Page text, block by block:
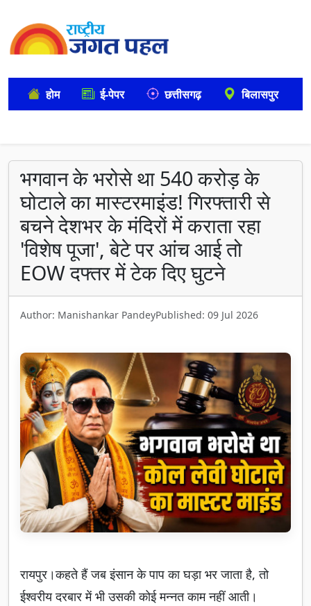
होम ई-पेपर छत्तीसगढ़ बिलासपुर
भगवान के भरोसे था 540 करोड़ के
घोटाले का मास्टरमाइंड! गिरफ्तारी से
बचने देशभर के मंदिरों में कराता रहा
'विशेष पूजा', बेटे पर आंच आई तो
EOW दफ्तर में टेक दिए घुटने
Author: Manishankar PandeyPublished: 09 Jul 2026
रायपुर।कहते हैं जब इंसान के पाप का घड़ा भर जाता है, तो
ईश्वरीय दरबार में भी उसकी कोई मन्नत काम नहीं आती।